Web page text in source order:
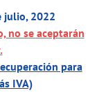
julio, 2022
no se aceptarán
para
IVA)